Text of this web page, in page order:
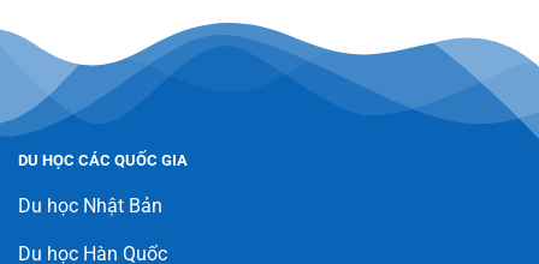
DU HỌC CÁC QUỐC GIA
Du học Nhật Bản
Du học Hàn Quốc